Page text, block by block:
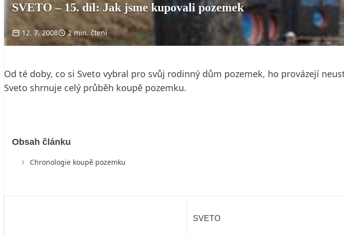
SVETO – 15. díl: Jak jsme kupovali pozemek
12. 7. 2008 2 min. čtení
Od té doby, co si Sveto vybral pro svůj rodinný dům pozemek, ho provázejí
Sveto shrnuje celý průběh koupě pozemku.
Obsah článku
Chronologie koupě pozemku
SVETO